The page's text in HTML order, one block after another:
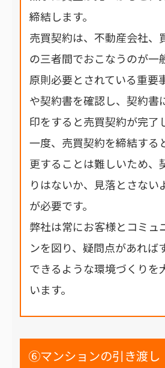
締結します。
売買契約は、不動産会社、
の三者間でおこなうのが一
原則必要とされている重要
や契約書を確認し、契約書
印をすると売買契約が完了
一度、売買契約を締結する
更することは難しいため、
りはないか、見落とさない
が必要です。
弊社は常にお客様とコミュ
ンを図り、疑問点があれば
できるような環境づくりを
います。
⑥マンションの引き渡し